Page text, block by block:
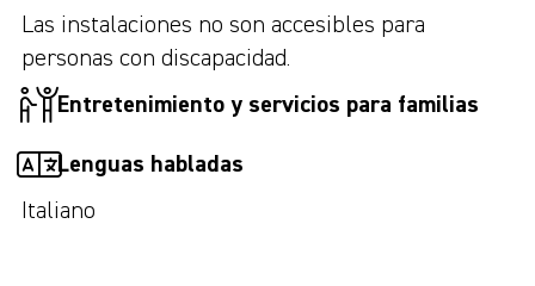
Las instalaciones no son accesibles para
personas con discapacidad.
Entretenimiento y servicios para familias
Lenguas habladas
Italiano